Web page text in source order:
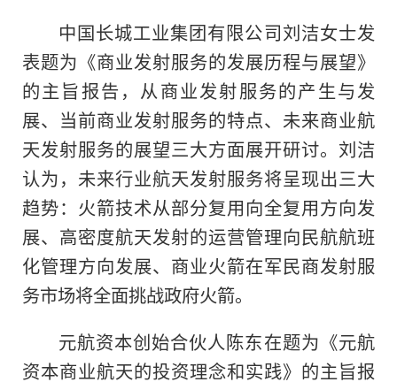
中国长城工业集团有限公司刘洁女士发
表题为《商业发射服务的发展历程与展望》
的主旨报告，从商业发射服务的产生与发
展、当前商业发射服务的特点、未来商业航
天发射服务的展望三大方面展开研讨。刘洁
认为，未来行业航天发射服务将呈现出三大
趋势：火箭技术从部分复用向全复用方向发
展、高密度航天发射的运营管理向民航航班
化管理方向发展、商业火箭在军民商发射服
务市场将全面挑战政府火箭。
元航资本创始合伙人陈东在题为《元航
资本商业航天的投资理念和实践》的主旨报